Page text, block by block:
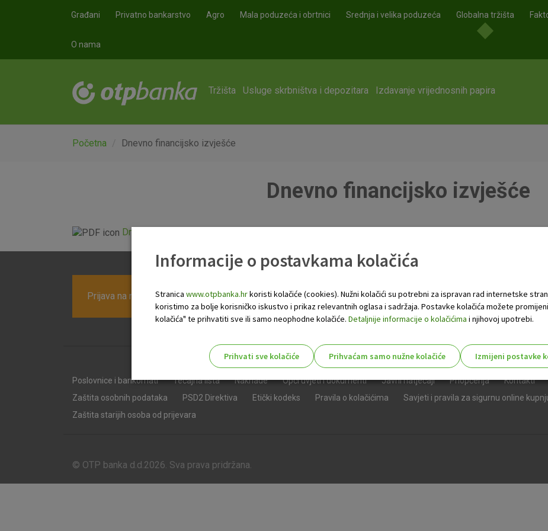
Građani Privatno bankarstvo Agro Mala poduzeća i obrtnici Srednja i velika poduzeća Globalna tržišta
O nama
Tržišta Usluge skrbništva i depozitara Izdavanje vrijednosnih papira
Početna Dnevno financijsko izvješće
Dnevno financijsko izvješće
Dnevno financijsko izvješće.pdf
Prijava na newsletter OTP banke
Poslovnice i bankomati Tečajna lista Naknade Opći uvjeti i dokumenti Javni natječaji Priopćenja
Kontakti
Zaštita osobnih podataka
PSD2 Direktiva Etički kodeks Pravila o kolačićima
Savjeti i pravila za sigurnu online
Zaštita starijih osoba od prijevara
© OTP banka d.d.2026. Sva prava pridržana.
Informacije o postavkama kolačića
Stranica www.otpbanka.hrkoristi kolačiće (cookies). Nužni kolačići su potrebni za ispravan rad internetske
koristimo za bolje korisničko iskustvo i prikaz relevantnih oglasa i sadržaja. Postavke kolačića možete
kolačića" te prihvatiti sve ili samo neophodne kolačiće. Detaljnije informacije o kolačićima i njihovoj upotrebi.
Prihvati sve kolačiće Prihvaćam samo nužne kolačiće
Izmijeni postavke